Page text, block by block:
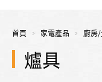
首頁 家電產品 廚房
爐具